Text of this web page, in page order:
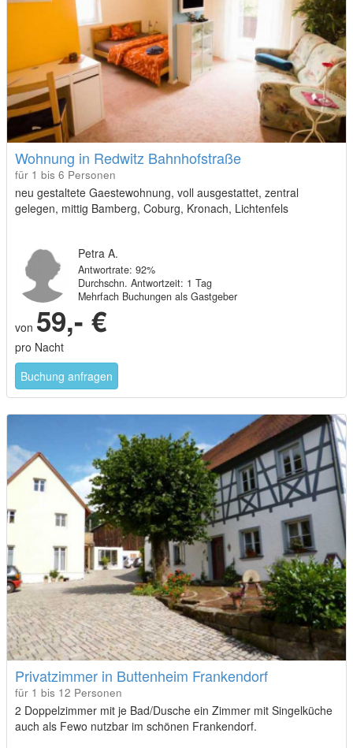
Wohnung in Redwitz Bahnhofstraße
für 1 bis 6 Personen
neu gestaltete Gaestewohnung, voll ausgestattet, zentral
gelegen, mittig Bamberg, Coburg, Kronach, Lichtenfels
Petra A.
Antwortrate: 92%
Durchschn. Antwortzeit: 1 Tag
Mehrfach Buchungen als Gastgeber
von 59,- €
pro Nacht
Buchung anfragen
Privatzimmer in Buttenheim Frankendorf
für 1 bis 12 Personen
2 Doppelzimmer mit je Bad/Dusche ein Zimmer mit Singelküche
auch als Fewo nutzbar im schönen Frankendorf.